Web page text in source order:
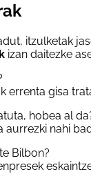
itzulketak
izan daitezke
errenta gisa
hobea al
aurrezki nahi
Bilbon?